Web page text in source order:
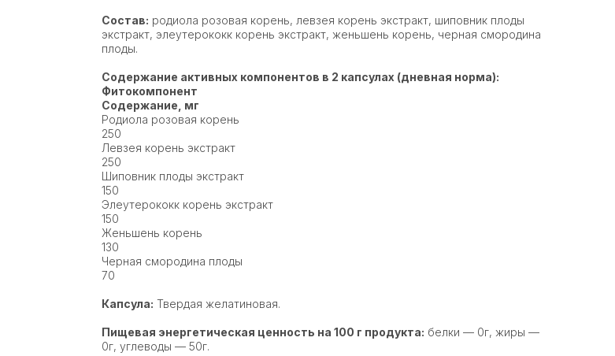
Состав: родиола розовая корень, левзея корень экстракт, шиповник плоды
экстракт, элеутерококк корень экстракт, женьшень корень, черная смородина
плоды.
Содержание активных компонентов в 2 капсулах (дневная норма):
Фитокомпонент
Содержание, мг
Родиола розовая корень
250
Левзея корень экстракт
250
Шиповник плоды экстракт
150
Элеутерококк корень экстракт
150
Женьшень корень
130
Черная смородина плоды
70
Капсула: Твердая желатиновая.
Пищевая энергетическая ценность на 100 г продукта: белки — 0г, жиры —
0г, углеводы — 50г.